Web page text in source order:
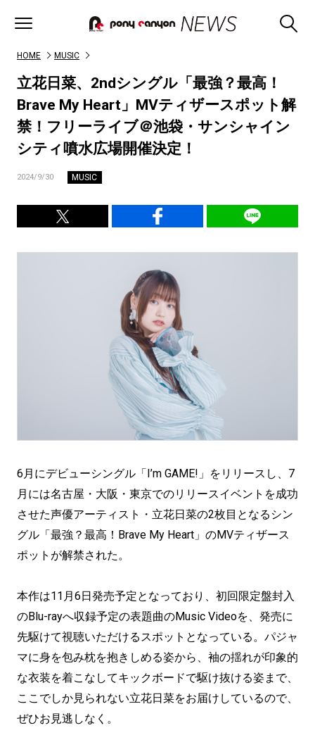
HOME MUSIC
立花日菜、2ndシングル「最強？最高！
Brave My Heart」MVティザースポット解
禁！フリーライブ＠池袋・サンシャイン
シティ噴水広場開催決定！
2024/9/30 MUSIC
6月にデビューシングル「I’m GAME!」をリリースし、7
月には名古屋・大阪・東京でのリリースイベントを成功
させた声優アーティスト・立花日菜の2枚目となるシン
グル「最強？最高！Brave My Heart」のMVティザース
ポットが解禁された。
本作は11月6日発売予定となっており、初回限定盤封入
のBlu-rayへ収録予定の表題曲のMusic Videoを、発売に
先駆けて視聴いただけるスポットとなっている。パジャ
マに身を包み枕を抱きしめる姿から、袖の揺れが印象的
な衣装を着こなしてキックボードで駆け抜ける姿まで、
ここでしか見られない立花日菜をお届けしているので、
ぜひお見逃しなく。